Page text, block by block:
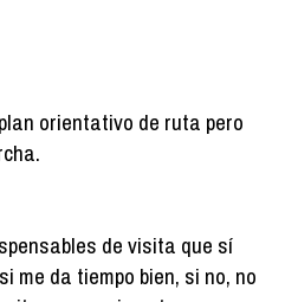
orientativo de ruta pero
de visita que sí
me da tiempo bien, si no, no